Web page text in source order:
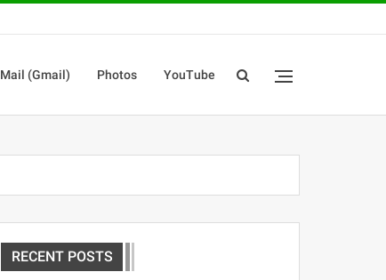
Mail (Gmail) Photos YouTube
RECENT POSTS